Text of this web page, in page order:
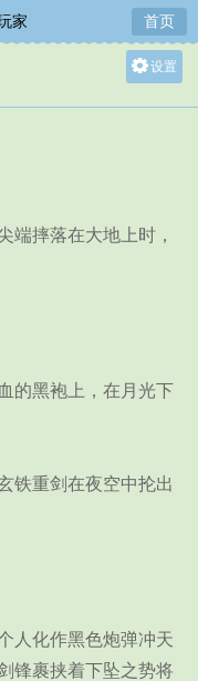
家 首页
设置
摔落在大地上时，
黑袍上，在月光下
重剑在夜空中抡出
化作黑色炮弹冲天
锋裹挟着下坠之势将